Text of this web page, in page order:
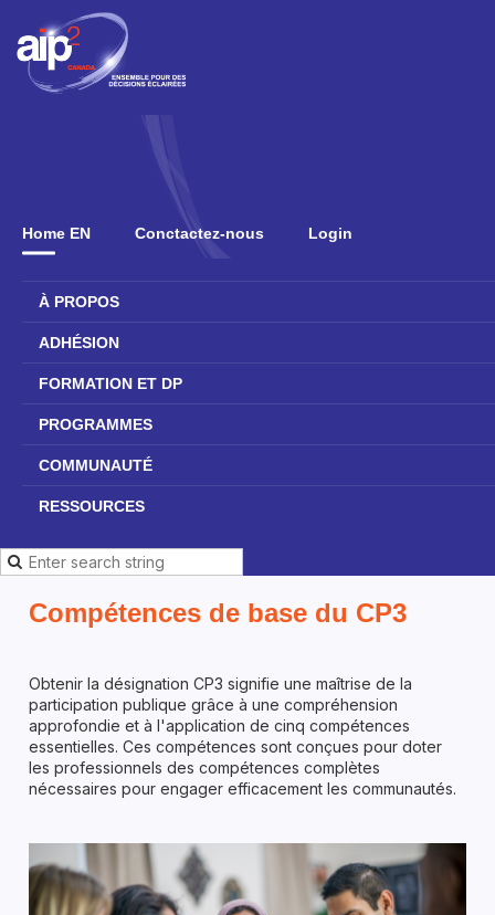
Home EN Conctactez-nous Login
À PROPOS
ADHÉSION
FORMATION ET DP
PROGRAMMES
COMMUNAUTÉ
RESSOURCES
Compétences de base du CP3
Obtenir la désignation CP3 signifie une maîtrise de la
participation publique grâce à une compréhension
approfondie et à l'application de cinq compétences
essentielles. Ces compétences sont conçues pour doter
les professionnels des compétences complètes
nécessaires pour engager efficacement les communautés.